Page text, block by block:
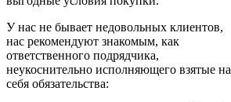
У нас не бывает недовольных клиентов,
нас рекомендуют знакомым, как
ответственного подрядчика,
неукоснительно исполняющего взятые на
себя обязательства: